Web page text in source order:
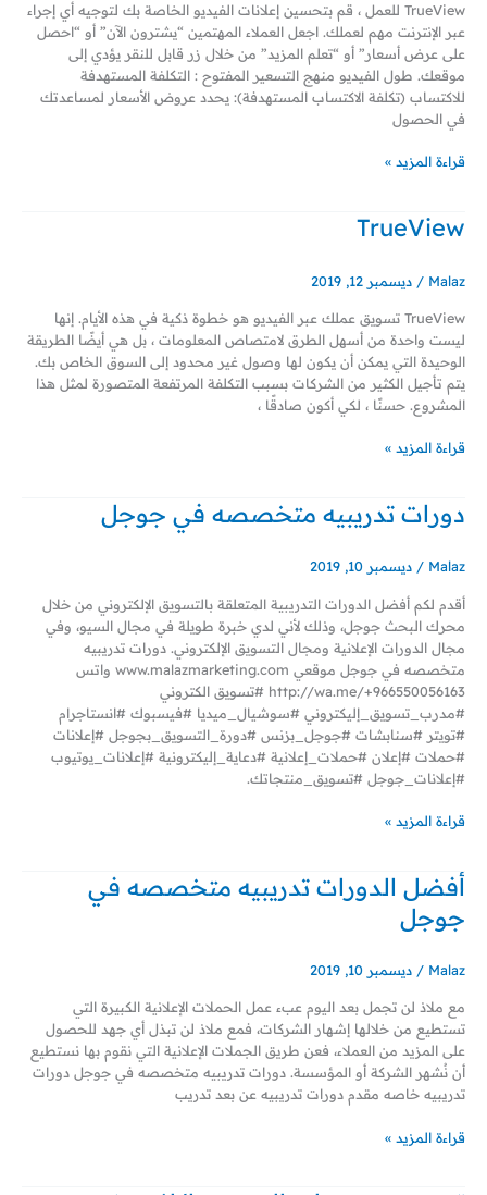
TrueView للعمل ، قم بتحسين إعلانات الفيديو الخاصة بك لتوجيه أي إجراء
عبر الإنترنت مهم لعملك. اجعل العملاء المهتمين “يشترون الآن” أو “احصل
على عرض أسعار” أو “تعلم المزيد” من خلال زر قابل للنقر يؤدي إلى
موقعك. طول الفيديو منهج التسعير المفتوح : التكلفة المستهدفة
للاكتساب (تكلفة الاكتساب المستهدفة): يحدد عروض الأسعار لمساعدتك
في الحصول
قراءة المزيد »
TrueView
Malaz
/ ديسمبر 12, 2019
TrueView تسويق عملك عبر الفيديو هو خطوة ذكية في هذه الأيام. إنها
ليست واحدة من أسهل الطرق لامتصاص المعلومات ، بل هي أيضًا الطريقة
الوحيدة التي يمكن أن يكون لها وصول غير محدود إلى السوق الخاص بك.
يتم تأجيل الكثير من الشركات بسبب التكلفة المرتفعة المتصورة لمثل هذا
المشروع. حسنًا ، لكي أكون صادقًا ،
TrueView
قراءة المزيد »
دورات تدريبيه متخصصه في جوجل
Malaz
/ ديسمبر 10, 2019
أقدم لكم أفضل الدورات التدريبية المتعلقة بالتسويق الإلكتروني من خلال
محرك البحث جوجل، وذلك لأني لدي خبرة طويلة في مجال السيو، وفي
مجال الدورات الإعلانية ومجال التسويق الإلكتروني. دورات تدريبيه
متخصصه في جوجل موقعي www.malazmarketing.com واتس
http://wa.me/+966550056163 #تسويق الكتروني
#مدرب_تسويق_إليكتروني #سوشيال_ميديا #فيسبوك #انستاجرام
#تويتر #سنابشات #جوجل_بزنس #دورة_التسويق_بجوجل #إعلانات
#حملات #إعلان #حملات_إعلانية #دعاية_إليكترونية #إعلانات_يوتيوب
#إعلانات_جوجل #تسويق_منتجاتك.
دورات
تدريبيه
في
جوجل
قراءة المزيد »
أفضل الدورات تدريبيه متخصصه في
جوجل
Malaz
/ ديسمبر 10, 2019
مع ملاذ لن تجمل بعد اليوم عبء عمل الحملات الإعلانية الكبيرة التي
تستطيع من خلالها إشهار الشركات، فمع ملاذ لن تبذل أي جهد للحصول
على المزيد من العملاء، فعن طريق الجملات الإعلانية التي نقوم بها نستطيع
أن نُشهر الشركة أو المؤسسة. دورات تدريبيه متخصصه في جوجل دورات
تدريبيه خاصه مقدم دورات تدريبيه عن بعد تدريب
أفضل
تدريبيه
في
قراءة المزيد »